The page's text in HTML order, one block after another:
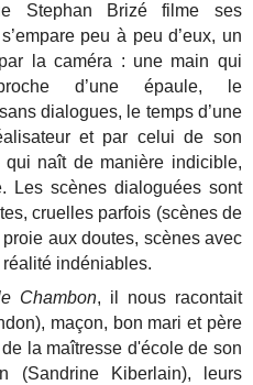
Stephan Brizé filme ses
peu à peu d’eux, un
la caméra : une main qui
d’une épaule, le
dialogues, le temps d’une
et par celui de son
naît de manière indicible,
Les scènes dialoguées sont
cruelles parfois (scènes de
aux doutes, scènes avec
indéniables.
Chambon, il nous racontait
maçon, bon mari et père
la maîtresse d'école de son
(Sandrine Kiberlain), leurs